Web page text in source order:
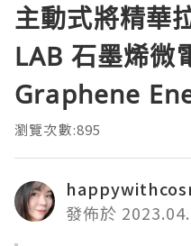
主動式將精華
LAB 石墨烯微
Graphene
瀏覽次數:895
發佈於